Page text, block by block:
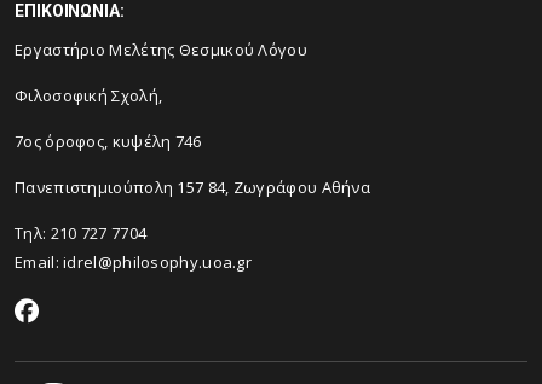
ΕΠΙΚΟΙΝΩΝΙΑ:
Εργαστήριο Μελέτης Θεσμικού Λόγου
Φιλοσοφική Σχολή,
7ος όροφος, κυψέλη 746
Πανεπιστημιούπολη 157 84, Ζωγράφου Αθήνα
Τηλ: 210 727 7704
Email:idrel@philosophy.uoa.gr